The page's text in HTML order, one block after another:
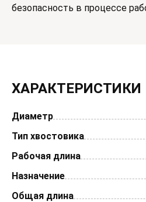
безопасность в процессе
ХАРАКТЕРИСТИКИ
Диаметр
Тип хвостовика
Рабочая длина
Назначение
Общая длина